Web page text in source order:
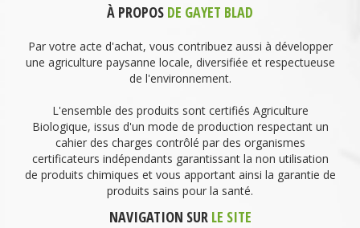
À PROPOS DE GAYET BLAD
Par votre acte d'achat, vous contribuez aussi à développer
une agriculture paysanne locale, diversifiée et respectueuse
de l'environnement.
L'ensemble des produits sont certifiés Agriculture
Biologique, issus d'un mode de production respectant un
cahier des charges contrôlé par des organismes
certificateurs indépendants garantissant la non utilisation
de produits chimiques et vous apportant ainsi la garantie de
produits sains pour la santé.
NAVIGATION SUR LE SITE